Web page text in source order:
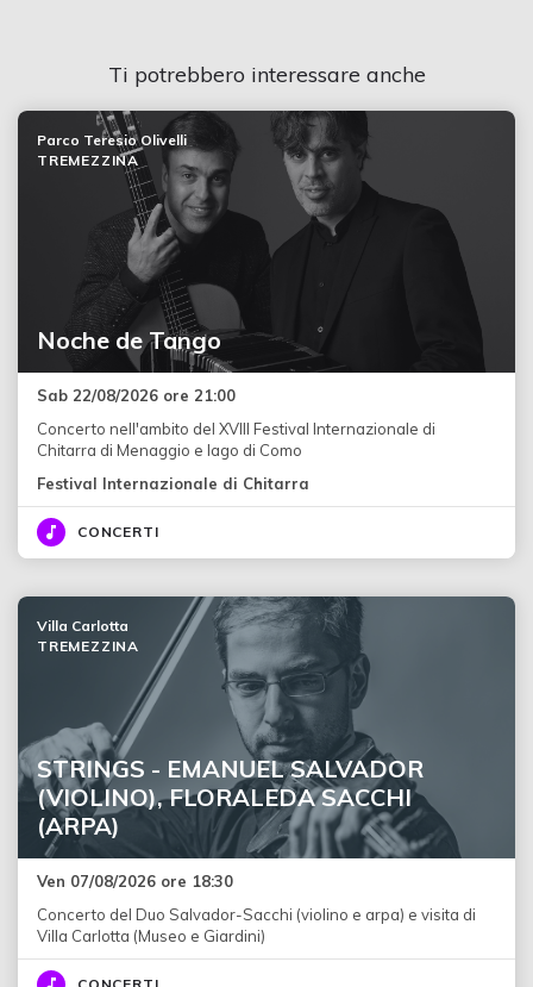
Ti potrebbero interessare anche
Noche de Tango
Parco Teresio Olivelli
TREMEZZINA
Sab 22/08/2026 ore 21:00
Concerto nell'ambito del XVIII Festival Internazionale di
Chitarra di Menaggio e lago di Como
Festival Internazionale di Chitarra
CONCERTI
STRINGS - EMANUEL SALVADOR
(VIOLINO), FLORALEDA SACCHI
(ARPA)
Villa Carlotta
TREMEZZINA
Ven 07/08/2026 ore 18:30
Concerto del Duo Salvador-Sacchi (violino e arpa) e visita di
Villa Carlotta (Museo e Giardini)